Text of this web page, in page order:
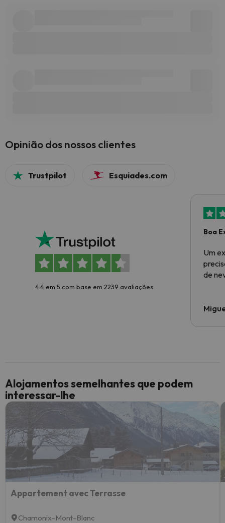
Opinião dos nossos clientes
Trustpilot Esquiades.com
4.4 em 5 com base em 2239 avaliações
Boa
Um
de
Alojamentos semelhantes que podem
interessar-lhe
Appartement avec Terrasse
Chamonix-Mont-Blanc